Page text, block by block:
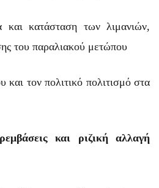
και κατάσταση των λιμανιών,
του παραλιακού μετώπου
και τον πολιτικό πολιτισμό στα
και ριζική αλλαγή